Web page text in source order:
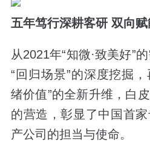
五年笃行深耕客研 双向
从2021年“知微·致美好”
“回归场景”的深度挖掘
绪价值”的全新升维，白
的营造，彰显了中国首
产公司的担当与使命。